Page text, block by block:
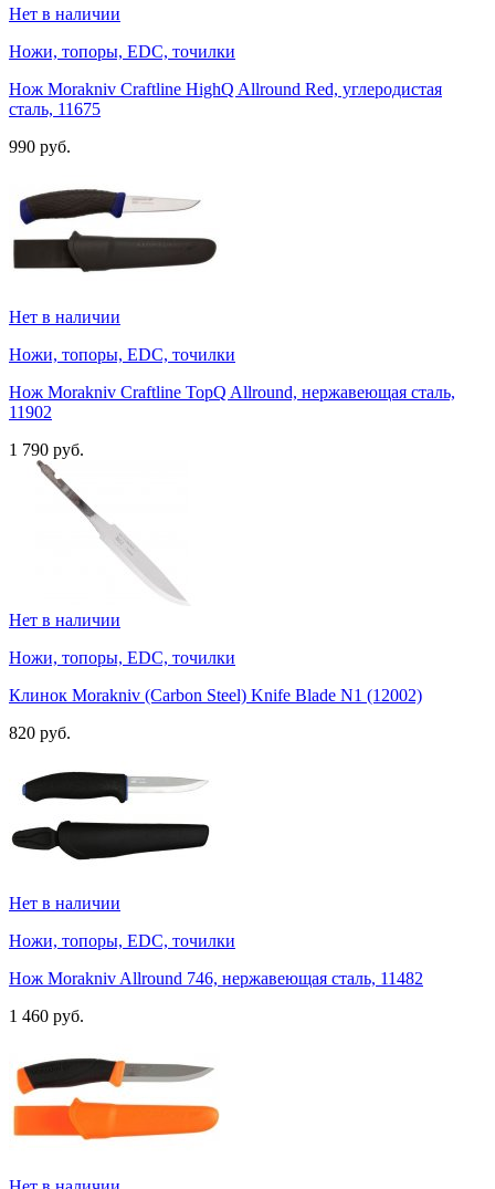
Нет в наличии
Ножи, топоры, EDC, точилки
Нож Morakniv Craftline HighQ Allround Red, углеродистая
сталь, 11675
990 руб.
Нет в наличии
Ножи, топоры, EDC, точилки
Нож Morakniv Craftline TopQ Allround, нержавеющая сталь,
11902
1 790 руб.
Нет в наличии
Ножи, топоры, EDC, точилки
Клинок Morakniv (Carbon Steel) Knife Blade N1 (12002)
820 руб.
Нет в наличии
Ножи, топоры, EDC, точилки
Нож Morakniv Allround 746, нержавеющая сталь, 11482
1 460 руб.